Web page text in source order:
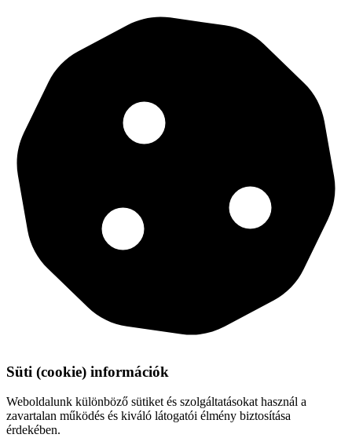
Süti (cookie) információk
Weboldalunk különböző sütiket és szolgáltatásokat használ a
zavartalan működés és kiváló látogatói élmény biztosítása
érdekében.